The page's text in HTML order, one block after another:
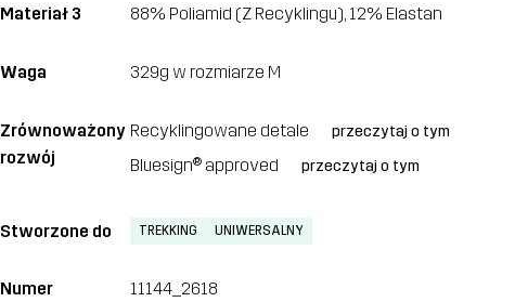
Materiał 3 88% Poliamid (Z Recyklingu), 12% Elastan
Waga 329g w rozmiarze M
Zrównoważony
rozwój
Recyklingowane detale przeczytaj o tym
Bluesign® approved przeczytaj o tym
Stworzone do TREKKING UNIWERSALNY
Numer
11144_2618